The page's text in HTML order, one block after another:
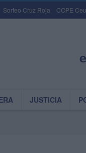
Sorteo Cruz Roja COPE
JUSTICIA